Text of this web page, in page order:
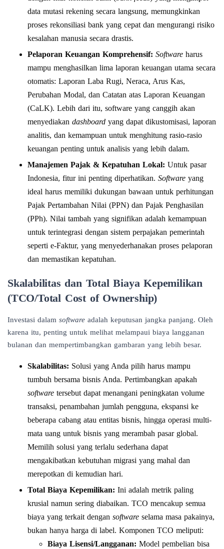
data mutasi rekening secara langsung, memungkinkan
proses rekonsiliasi bank yang cepat dan mengurangi risiko
kesalahan manusia secara drastis.
Pelaporan Keuangan Komprehensif: Software harus
mampu menghasilkan lima laporan keuangan utama secara
otomatis: Laporan Laba Rugi, Neraca, Arus Kas,
Perubahan Modal, dan Catatan atas Laporan Keuangan
(CaLK). Lebih dari itu, software yang canggih akan
menyediakan dashboard yang dapat dikustomisasi, laporan
analitis, dan kemampuan untuk menghitung rasio-rasio
keuangan penting untuk analisis yang lebih dalam.
Manajemen Pajak & Kepatuhan Lokal: Untuk pasar
Indonesia, fitur ini penting diperhatikan. Software yang
ideal harus memiliki dukungan bawaan untuk perhitungan
Pajak Pertambahan Nilai (PPN) dan Pajak Penghasilan
(PPh). Nilai tambah yang signifikan adalah kemampuan
untuk terintegrasi dengan sistem perpajakan pemerintah
seperti e-Faktur, yang menyederhanakan proses pelaporan
dan memastikan kepatuhan.
Skalabilitas dan Total Biaya Kepemilikan
(TCO/Total Cost of Ownership)
Investasi dalam software adalah keputusan jangka panjang. Oleh
karena itu, penting untuk melihat melampaui biaya langganan
bulanan dan mempertimbangkan gambaran yang lebih besar.
Skalabilitas: Solusi yang Anda pilih harus mampu
tumbuh bersama bisnis Anda. Pertimbangkan apakah
software tersebut dapat menangani peningkatan volume
transaksi, penambahan jumlah pengguna, ekspansi ke
beberapa cabang atau entitas bisnis, hingga operasi multi-
mata uang untuk bisnis yang merambah pasar global.
Memilih solusi yang terlalu sederhana dapat
mengakibatkan kebutuhan migrasi yang mahal dan
merepotkan di kemudian hari.
Total Biaya Kepemilikan: Ini adalah metrik paling
krusial namun sering diabaikan. TCO mencakup semua
biaya yang terkait dengan software selama masa pakainya,
bukan hanya harga di label. Komponen TCO meliputi:
Biaya Lisensi/Langganan: Model pembelian bisa